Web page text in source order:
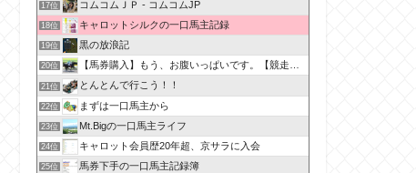
17位 コムコムＪＰ - コムコムJP
18位 キャロットシルクの一口馬主記録
19位 黒の放浪記
20位 【馬券購入】もう、お腹いっぱいです。【競走馬出資】
21位 とんとんで行こう！！
22位 まずは一口馬主から
23位 Mt.Bigの一口馬主ライフ
24位 キャロット会員歴20年超、京サラに入会
25位 馬券下手の一口馬主記録簿